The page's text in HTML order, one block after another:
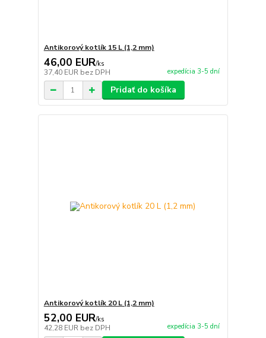
Antikorový kotlík 15 L (1,2 mm)
46,00 EUR/ks
37,40 EUR bez DPH expedícia 3-5 dní
Pridať do košíka
Antikorový kotlík 20 L (1,2 mm)
52,00 EUR/ks
42,28 EUR bez DPH expedícia 3-5 dní